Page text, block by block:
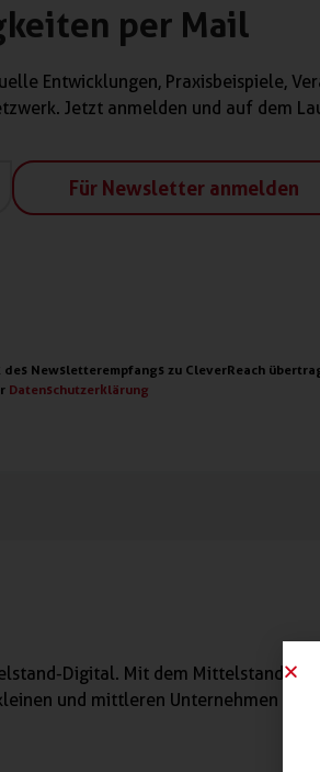
per Mail​
Entwicklungen, Praxisbeispiele,
Jetzt anmelden und auf dem
Newsletterempfangs zu CleverReach
Datenschutzerklärung
Digital. Mit dem Mittelstand-
und mittleren Unternehmen und